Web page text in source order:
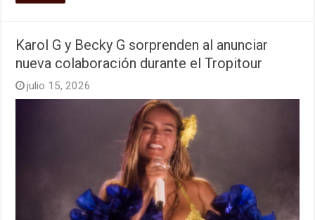
Karol G y Becky G sorprenden al anunciar
nueva colaboración durante el Tropitour
julio 15, 2026